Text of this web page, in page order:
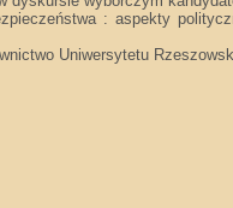
: aspekty
Uniwersytetu